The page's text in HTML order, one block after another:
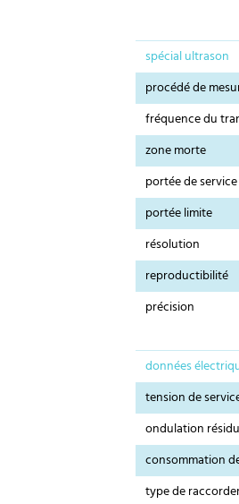
spécial ultrason
procédé de
fréquence du
zone morte
portée de service
portée limite
résolution
reproductibilité
précision
données
tension de
ondulation
consommation
type de